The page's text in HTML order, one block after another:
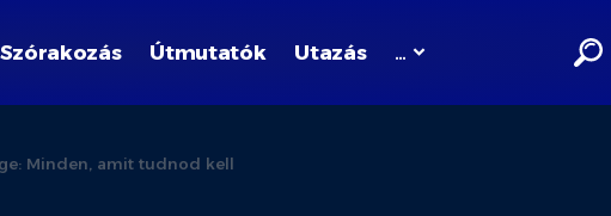
Szórakozás Útmutatók Utazás …
Minden, amit tudnod kell